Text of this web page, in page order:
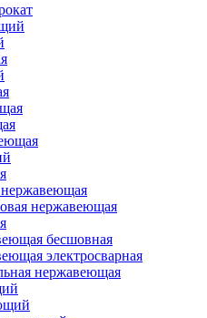
нержавеющая
нержавеющая
бесшовная
электросварная
нержавеющая